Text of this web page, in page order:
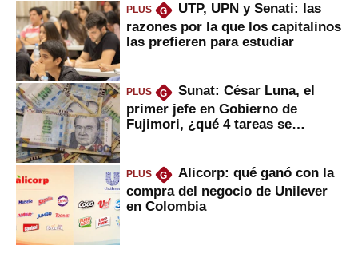
PLUS G
UTP, UPN y Senati: las
razones por la que los capitalinos
las prefieren para estudiar
PLUS G
Sunat: César Luna, el
primer jefe en Gobierno de
Fujimori, ¿qué 4 tareas se
PLUS G
Alicorp: qué ganó con la
compra del negocio de Unilever
en Colombia